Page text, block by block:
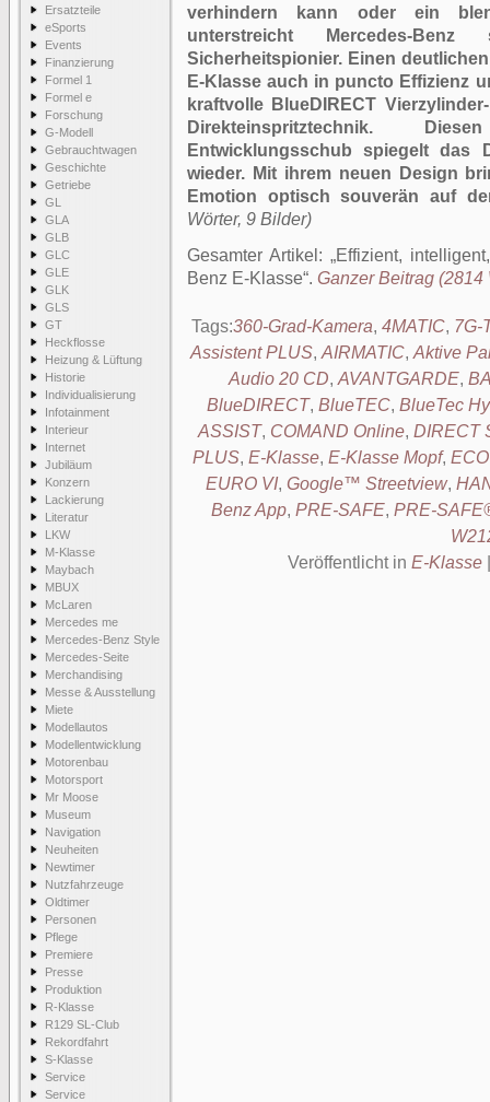
Ersatzteile
eSports
Events
Finanzierung
Formel 1
Formel e
Forschung
G-Modell
Gebrauchtwagen
Geschichte
Getriebe
GL
GLA
GLB
GLC
GLE
GLK
GLS
GT
Heckflosse
Heizung & Lüftung
Historie
Individualisierung
Infotainment
Interieur
Internet
Jubiläum
Konzern
Lackierung
Literatur
LKW
M-Klasse
Maybach
MBUX
McLaren
Mercedes me
Mercedes-Benz Style
Mercedes-Seite
Merchandising
Messe & Ausstellung
Miete
Modellautos
Modellentwicklung
Motorenbau
Motorsport
Mr Moose
Museum
Navigation
Neuheiten
Newtimer
Nutzfahrzeuge
Oldtimer
Personen
Pflege
Premiere
Presse
Produktion
R-Klasse
R129 SL-Club
Rekordfahrt
S-Klasse
Service
Service
verhindern kann oder ein
unterstreicht Mercedes-
Sicherheitspionier. Einen
E-Klasse auch in puncto Effizienz
kraftvolle BlueDIRECT
Direkteinspritztechnik.
Entwicklungsschub spiegelt das
wieder. Mit ihrem neuen Design
Emotion optisch souverän auf
Wörter, 9 Bilder)
Gesamter Artikel:
Effizient,
Benz E-Klasse . Ganzer Beitrag (2814
Tags:360-Grad-Kamera, 4MATIC, 7G-
Assistent PLUS, AIRMATIC, Aktive
Audio 20 CD, AVANTGARDE,
BlueDIRECT, BlueTEC, BlueTec
ASSIST, COMAND Online, DIRECT
PLUS, E-Klasse, E-Klasse Mopf,
EURO VI, Google™ Streetview,
Benz App, PRE-SAFE, PRE-
Veröffentlicht in E-Klasse